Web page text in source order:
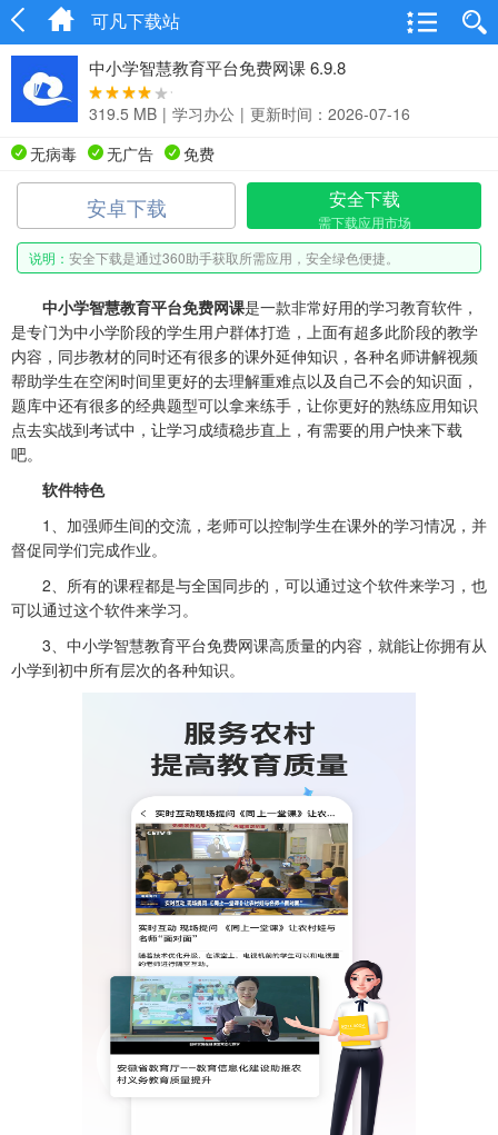
可凡下载站
中小学智慧教育平台免费网课 6.9.8
319.5 MB | 学习办公 | 更新时间：2026-07-16
无病毒
无广告 免费
安卓下载 安全下载
需下载应用市场
说明： 安全下载是通过360助手获取所需应用，安全绿色便捷。
中小学智慧教育平台免费网课是一款非常好用的学习教育软件，
是专门为中小学阶段的学生用户群体打造，上面有超多此阶段的教学
内容，同步教材的同时还有很多的课外延伸知识，各种名师讲解视频
帮助学生在空闲时间里更好的去理解重难点以及自己不会的知识面，
题库中还有很多的经典题型可以拿来练手，让你更好的熟练应用知识
点去实战到考试中，让学习成绩稳步直上，有需要的用户快来下载
吧。
软件特色
1、加强师生间的交流，老师可以控制学生在课外的学习情况，并
督促同学们完成作业。
2、所有的课程都是与全国同步的，可以通过这个软件来学习，也
可以通过这个软件来学习。
3、中小学智慧教育平台免费网课高质量的内容，就能让你拥有从
小学到初中所有层次的各种知识。